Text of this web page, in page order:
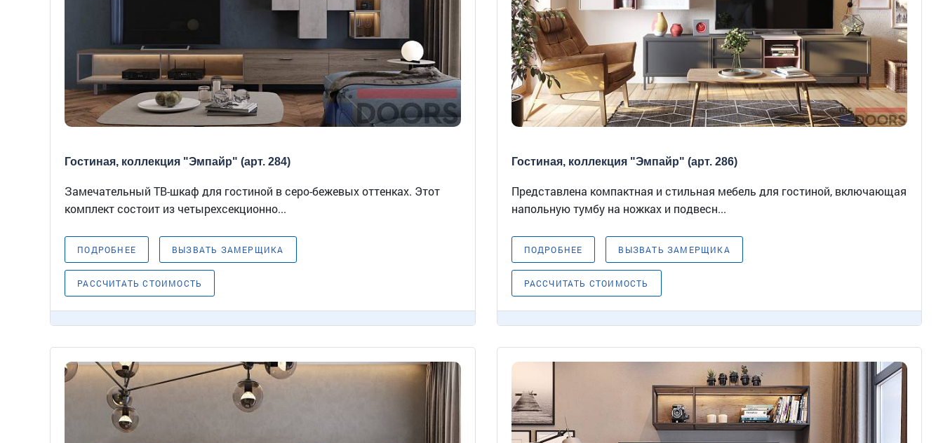
Гостиная, коллекция "Эмпайр" (арт. 284)
Замечательный ТВ-шкаф для гостиной в серо-бежевых оттенках. Этот
комплект состоит из четырехсекционно...
ПОДРОБНЕЕ ВЫЗВАТЬ ЗАМЕРЩИКА
РАССЧИТАТЬ СТОИМОСТЬ
Гостиная, коллекция "Эмпайр" (арт. 286)
Представлена компактная и стильная мебель для гостиной, включающая
напольную тумбу на ножках и подвесн...
ПОДРОБНЕЕ ВЫЗВАТЬ ЗАМЕРЩИКА
РАССЧИТАТЬ СТОИМОСТЬ